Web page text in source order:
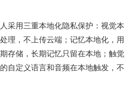
采用三重本地化隐私保护：视觉本
理，不上传云端；记忆本地化，用
存储，长期记忆只留在本地；触觉
自定义语言和音频在本地触发，不